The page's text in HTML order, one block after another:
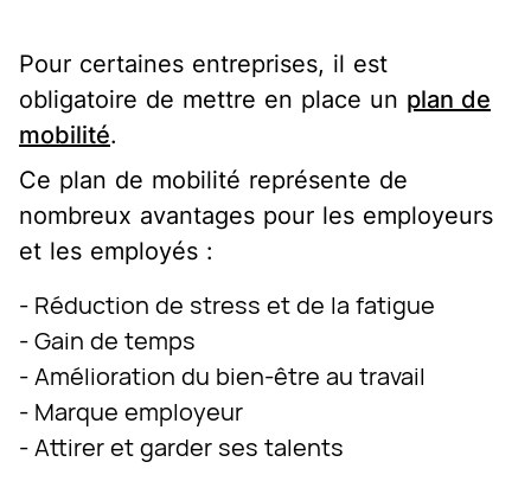
Pour certaines entreprises, il est
obligatoire de mettre en place un plan de
mobilité.
Ce plan de mobilité représente de
nombreux avantages pour les employeurs
et les employés :
- Réduction de stress et de la fatigue
- Gain de temps
- Amélioration du bien-être au travail
- Marque employeur
- Attirer et garder ses talents